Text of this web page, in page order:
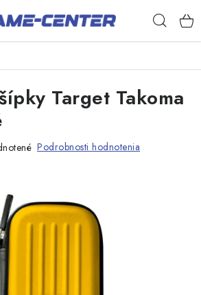
Target Takoma
Podrobnosti hodnotenia